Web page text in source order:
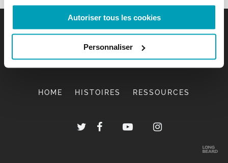
Autoriser tous les cookies
Personnaliser
HOME HISTOIRES RESSOURCES